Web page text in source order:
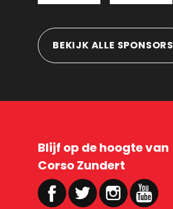
BEKIJK ALLE SPONSORS
Blijf op de hoogte van
Corso Zundert